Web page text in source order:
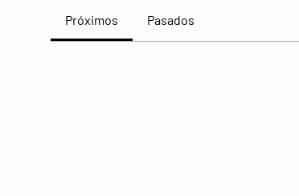
Próximos Pasados